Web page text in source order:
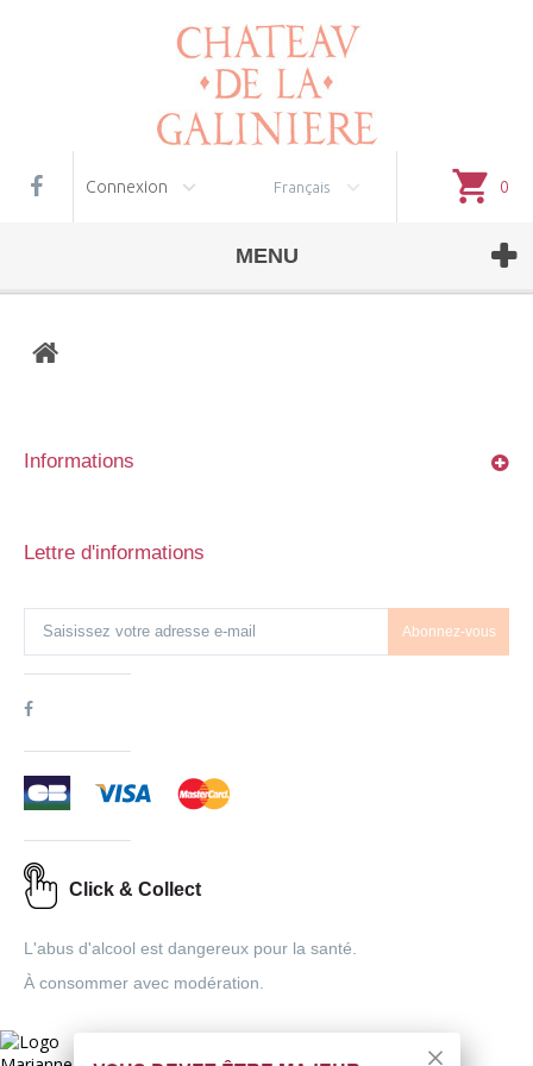
Français 0
Connexion
MENU
Informations
Lettre d'informations
Abonnez-vous
Click & Collect
L'abus d'alcool est dangereux pour la santé.
À consommer avec modération.